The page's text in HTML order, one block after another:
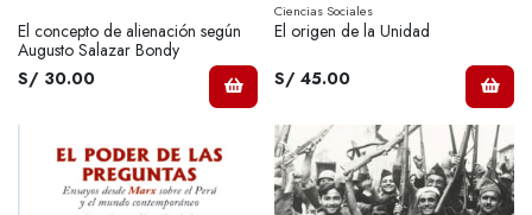
El concepto de alienación según
Augusto Salazar Bondy
S/ 30.00
Ciencias Sociales
El origen de la Unidad
S/ 45.00